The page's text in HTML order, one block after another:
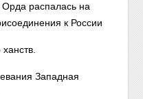
Орда распалась на
к России
Западная